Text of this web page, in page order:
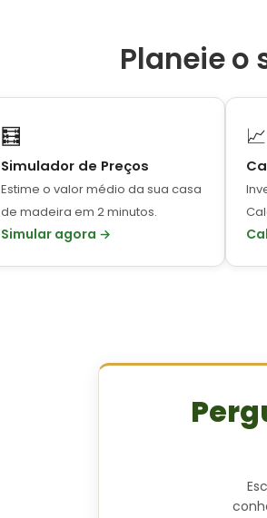
um e
opção,
comprar
instalado
não
São
A equipa
foi
Planeie o
🧮
Simulador de Preços
Estime o valor médio da sua casa
de madeira em 2 minutos.
Simular agora →
📈